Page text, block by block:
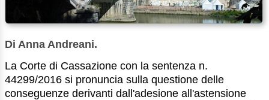
Di Anna Andreani.
La Corte di Cassazione con la sentenza n.
44299/2016 si pronuncia sulla questione delle
conseguenze derivanti dall'adesione all'astensione